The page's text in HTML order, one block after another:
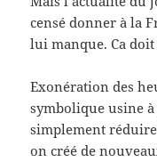
censé donner à la
lui manque. Ca
Exonération des
symbolique usine
simplement
on créé de